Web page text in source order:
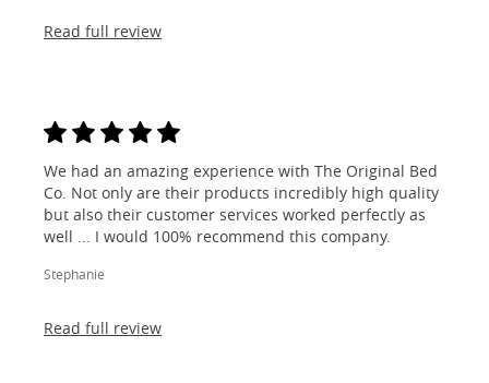
Read full review
We had an amazing experience with The Original Bed
Co. Not only are their products incredibly high quality
but also their customer services worked perfectly as
well ... I would 100% recommend this company.
Stephanie
Read full review